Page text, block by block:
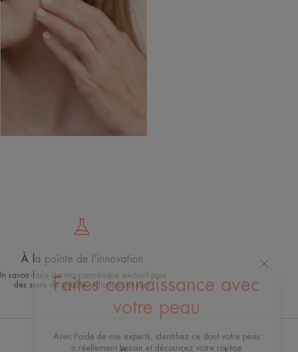
Faites connaissance avec
votre peau
À la pointe de l'innovation
Un savoir-faire dermo-cosmétique exclusif pour
des soins de qualité, efficaces et sûrs